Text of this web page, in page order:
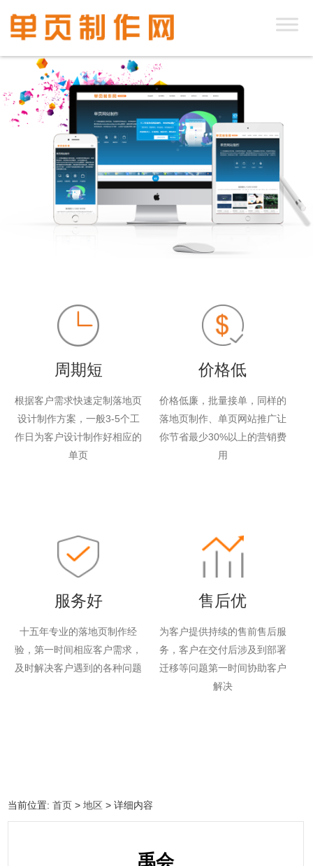
周期短
根据客户需求快速定制落地页
设计制作方案，一般3-5个工
作日为客户设计制作好相应的
单页
价格低
价格低廉，批量接单，同样的
落地页制作、单页网站推广让
你节省最少30%以上的营销费
用
服务好
十五年专业的落地页制作经
验，第一时间相应客户需求，
及时解决客户遇到的各种问题
售后优
为客户提供持续的售前售后服
务，客户在交付后涉及到部署
迁移等问题第一时间协助客户
解决
当前位置:首页 >地区 > 详细内容
禹会